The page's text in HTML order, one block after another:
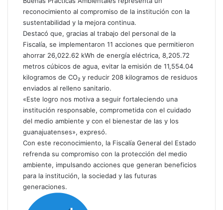
reconocimiento al compromiso de la institución con la
sustentabilidad y la mejora continua.
Destacó que, gracias al trabajo del personal de la
Fiscalía, se implementaron 11 acciones que permitieron
ahorrar 26,022.62 kWh de energía eléctrica, 8,205.72
metros cúbicos de agua, evitar la emisión de 11,554.04
kilogramos de CO₂ y reducir 208 kilogramos de residuos
enviados al relleno sanitario.
«Este logro nos motiva a seguir fortaleciendo una
institución responsable, comprometida con el cuidado
del medio ambiente y con el bienestar de las y los
guanajuatenses», expresó.
Con este reconocimiento, la Fiscalía General del Estado
refrenda su compromiso con la protección del medio
ambiente, impulsando acciones que generan beneficios
para la institución, la sociedad y las futuras
generaciones.